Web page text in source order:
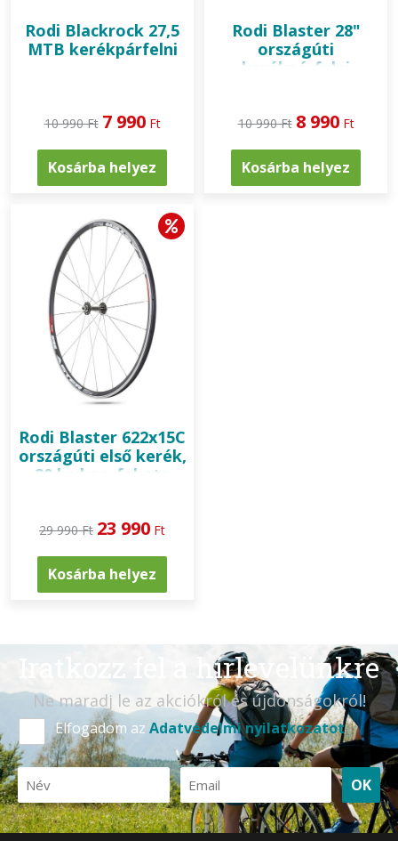
Rodi Blackrock 27,5
MTB kerékpárfelni
10 990 Ft 7 990 Ft
Kosárba helyez
Rodi Blaster 28"
országúti
kerékpárfelni
10 990 Ft 8 990 Ft
Kosárba helyez
Rodi Blaster 622x15C
országúti első kerék,
20 lyukas, fekete
29 990 Ft 23 990 Ft
Kosárba helyez
Iratkozz fel a hírlevelünkre
Ne maradj le az akciókról és újdonságokról!
Elfogadom az Adatvédelmi nyilatkozatot
OK